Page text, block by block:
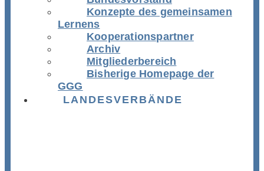
Konzepte des gemeinsamen
Lernens
Kooperationspartner
Archiv
Mitgliederbereich
Bisherige Homepage der
GGG
LANDESVERBÄNDE